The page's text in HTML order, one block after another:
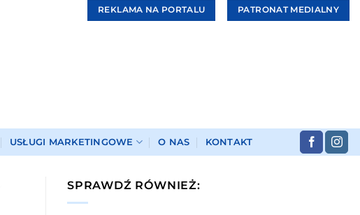
REKLAMA NA PORTALU PATRONAT MEDIALNY
USŁUGI MARKETINGOWE O NAS KONTAKT
SPRAWDŹ RÓWNIEŻ: